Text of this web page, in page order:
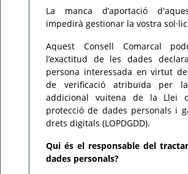
La manca d’aportació
impedirà gestionar la vostra
Aquest Consell Comarcal
l’exactitud de les dades
persona interessada en virtut
de verificació atribuïda per
addicional vuitena de la Llei
protecció de dades personals i
drets digitals (LOPDGDD).
Qui és el responsable del
dades personals?